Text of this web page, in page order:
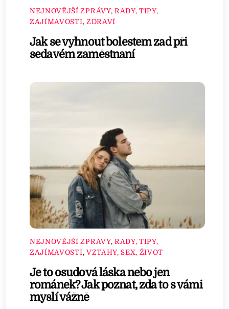
NEJNOVĚJŠÍ ZPRÁVY, RADY, TIPY,
ZAJÍMAVOSTI, ZDRAVÍ
Jak se vyhnout bolestem zad při
sedavém zaměstnaní
NEJNOVĚJŠÍ ZPRÁVY, RADY, TIPY,
ZAJÍMAVOSTI, VZTAHY, SEX, ŽIVOT
Je to osudová láska nebo jen
románek? Jak poznat, zda to s vámi
myslí vážně